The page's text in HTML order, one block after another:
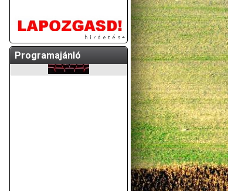
Programajánló
KÖZZÉ!